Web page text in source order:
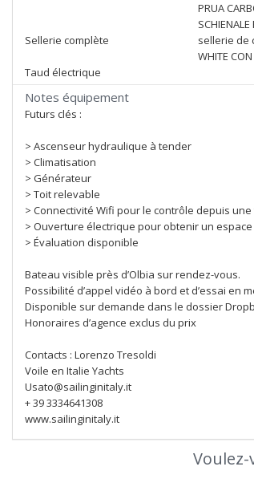
PRUA
SCHIENALE
Sellerie complète
sellerie de
WHITE
Taud électrique
Notes équipement
Futurs clés :
> Ascenseur hydraulique à tender
> Climatisation
> Générateur
> Toit relevable
> Connectivité Wifi pour le contrôle depuis
> Ouverture électrique pour obtenir un
> Évaluation disponible
Bateau visible près d’Olbia sur rendez-vous.
Possibilité d’appel vidéo à bord et d’essai en
Disponible sur demande dans le dossier
Honoraires d’agence exclus du prix
Contacts : Lorenzo Tresoldi
Voile en Italie Yachts
Usato@sailinginitaly.it
+ 39 3334641308
www.sailinginitaly.it